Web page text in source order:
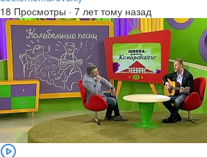
18 Просмотры · 7 лет тому назад